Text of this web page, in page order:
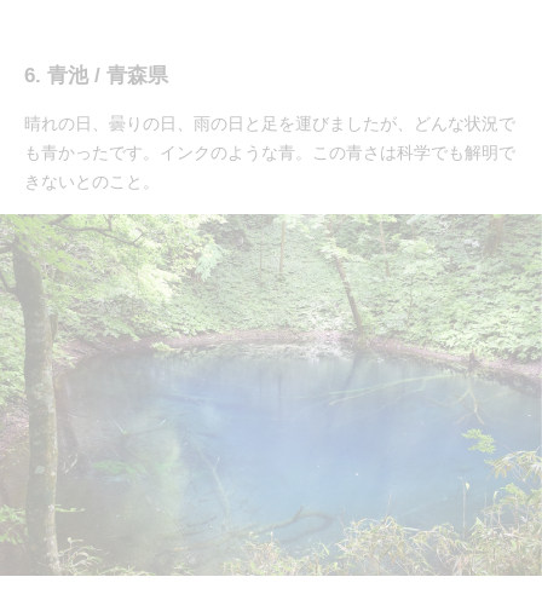
6. 青池 / 青森県
晴れの日、曇りの日、雨の日と足を運びましたが、どんな状況で
も青かったです。インクのような青。この青さは科学でも解明で
きないとのこと。